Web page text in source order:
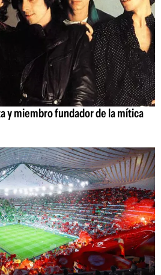
y miembro fundador de la mítica